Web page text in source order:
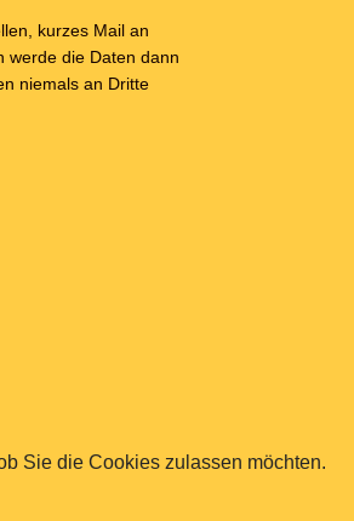
kurzes Mail an
werde die Daten dann
niemals an Dritte
Sie die Cookies zulassen möchten.